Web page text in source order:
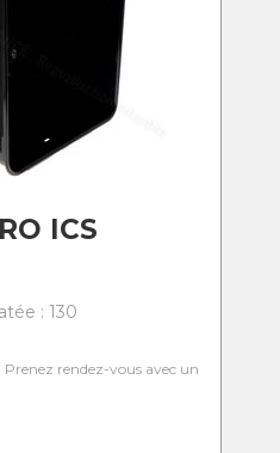
ICS
: 130
Prenez rendez-vous avec un